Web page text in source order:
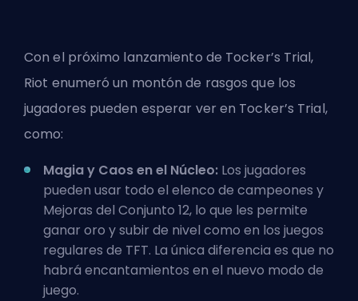
Con el próximo lanzamiento de Tocker’s Trial,
Riot enumeró un montón de rasgos que los
jugadores pueden esperar ver en Tocker’s Trial,
como:
Magia y Caos en el Núcleo: Los jugadores
pueden usar todo el elenco de campeones y
Mejoras del Conjunto 12, lo que les permite
ganar oro y subir de nivel como en los juegos
regulares de TFT. La única diferencia es que no
habrá encantamientos en el nuevo modo de
juego.